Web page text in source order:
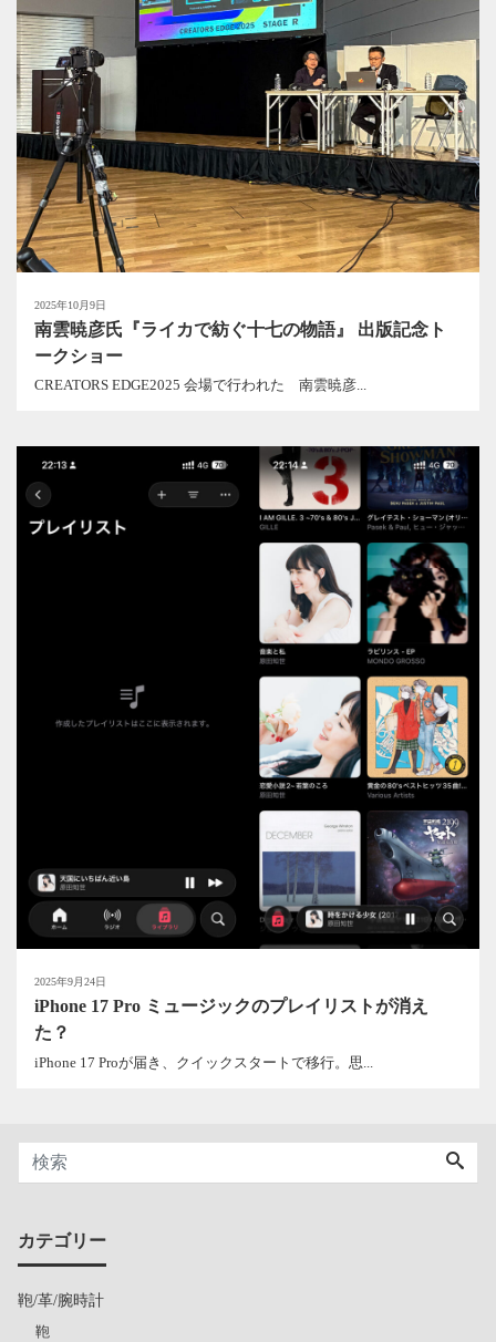
2025年10月9日
南雲暁彦氏『ライカで紡ぐ十七の物語』 出版記念ト
ークショー
CREATORS EDGE2025 会場で行われた 南雲暁彦...
2025年9月24日
iPhone 17 Pro ミュージックのプレイリストが消え
た？
iPhone 17 Proが届き、クイックスタートで移行。思...
カテゴリー
鞄/革/腕時計
鞄